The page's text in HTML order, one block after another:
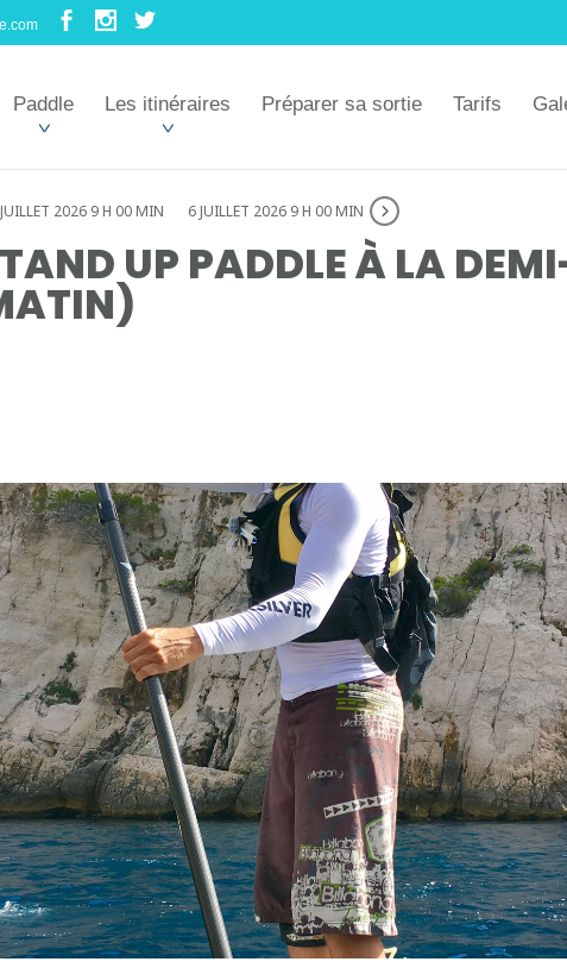
Paddle Les itinéraires Préparer sa sortie Tarifs
2026 9 H 00 MIN 6 JUILLET 2026 9 H 00 MIN
UP PADDLE À LA